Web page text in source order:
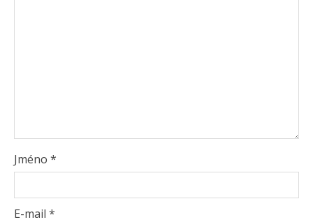
Jméno *
E-mail *